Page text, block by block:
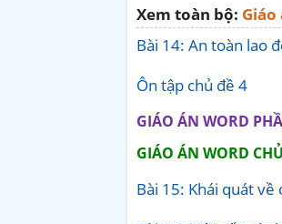
Xem toàn bộ:
Bài 14: An toàn lao
Ôn tập chủ đề 4
GIÁO ÁN WORD
GIÁO ÁN WORD
Bài 15: Khái quát về